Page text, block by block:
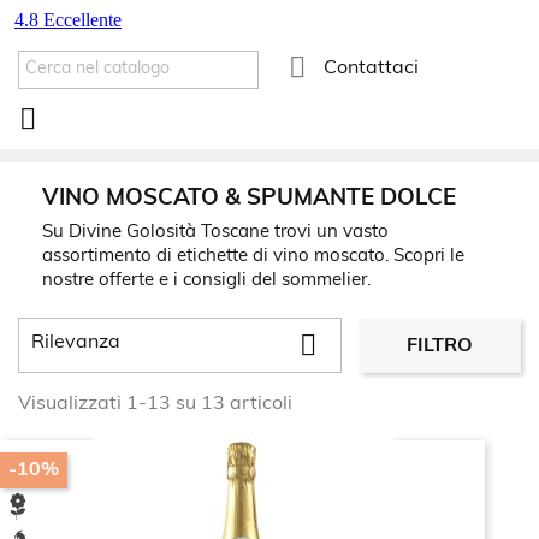
 Contattaci

VINO MOSCATO & SPUMANTE DOLCE
Su Divine Golosità Toscane trovi un vasto
assortimento di etichette di vino moscato. Scopri le
nostre offerte e i consigli del sommelier.
Rilevanza  FILTRO
Visualizzati 1-13 su 13 articoli
-10%